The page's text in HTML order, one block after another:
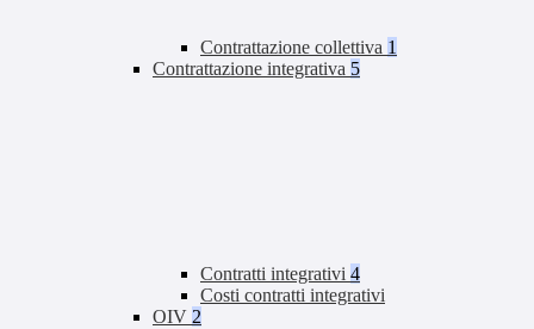
Contrattazione collettiva 1
Contrattazione integrativa 5
Contratti integrativi 4
Costi contratti integrativi
OIV 2